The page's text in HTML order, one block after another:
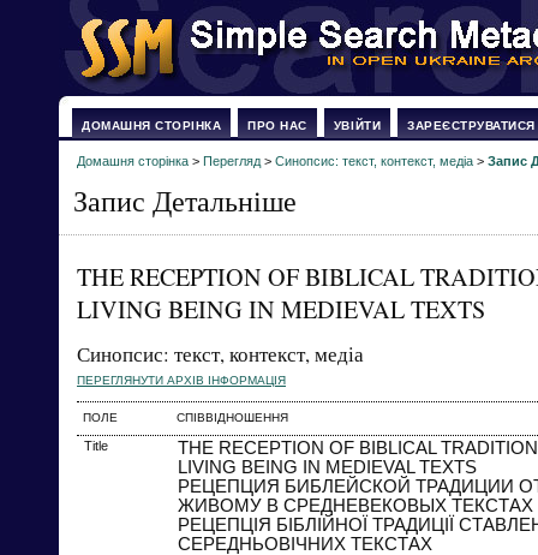
ДОМАШНЯ СТОРІНКА ПРО НАС УВІЙТИ ЗАРЕЄСТРУВАТИСЯ
Домашня сторінка > Перегляд > Синопсис: текст, контекст, медіа > Запис
Запис Детальніше
THE RECEPTION OF BIBLICAL
LIVING BEING IN MEDIEVAL TEXTS
Синопсис: текст, контекст, медіа
ПЕРЕГЛЯНУТИ АРХІВ ІНФОРМАЦІЯ
ПОЛЕ СПІВВІДНОШЕННЯ
Title
THE RECEPTION OF BIBLICAL
LIVING BEING IN MEDIEVAL TEXTS
РЕЦЕПЦИЯ БИБЛЕЙСКОЙ ТРАДИЦИИ
ЖИВОМУ В СРЕДНЕВЕКОВЫХ ТЕКСТАХ
РЕЦЕПЦІЯ БІБЛІЙНОЇ ТРАДИЦІЇ
СЕРЕДНЬОВІЧНИХ ТЕКСТАХ